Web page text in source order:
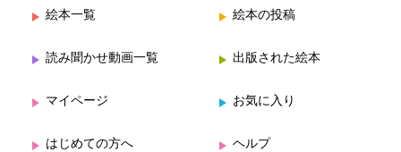
絵本一覧 絵本の投稿
読み聞かせ動画一覧 出版された絵本
マイページ お気に入り
はじめての方へ ヘルプ